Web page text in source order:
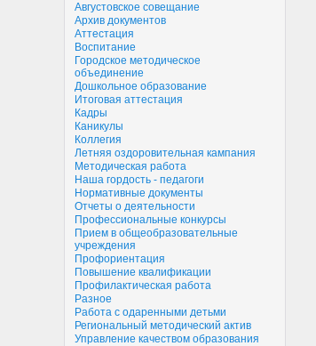
Августовское совещание
Архив документов
Аттестация
Воспитание
Городское методическое
объединение
Дошкольное образование
Итоговая аттестация
Кадры
Каникулы
Коллегия
Летняя оздоровительная кампания
Методическая работа
Наша гордость - педагоги
Нормативные документы
Отчеты о деятельности
Профессиональные конкурсы
Прием в общеобразовательные
учреждения
Профориентация
Повышение квалификации
Профилактическая работа
Разное
Работа с одаренными детьми
Региональный методический актив
Управление качеством образования